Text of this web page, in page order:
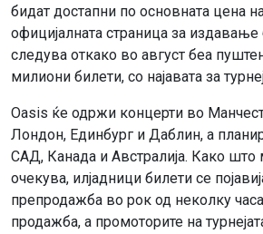
бидат достапни по основната цена
официјалната страница за
следува откако во август беа
милиони билети, со најавата за
Oasis ќе одржи концерти во
Лондон, Единбург и Даблин, а
САД, Канада и Австралија. Како
очекува, илјадници билети се
препродажба во рок од неколку
продажба, а промоторите на